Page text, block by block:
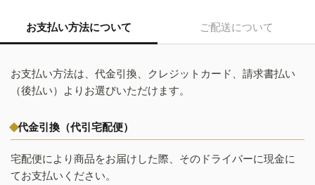
お支払い方法について ご配送について
お支払い方法は、代金引換、クレジットカード、請求書払い
（後払い）よりお選びいただけます。
代金引換（代引宅配便）
宅配便により商品をお届けした際、そのドライバーに現金に
てお支払いください。